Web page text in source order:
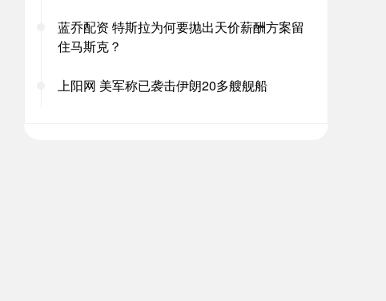
蓝乔配资 特斯拉为何要抛出天价薪酬方案留
住马斯克？
上阳网 美军称已袭击伊朗20多艘舰船